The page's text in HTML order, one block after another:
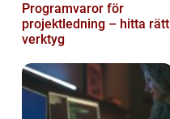
Programvaror för
projektledning – hitta rätt
verktyg